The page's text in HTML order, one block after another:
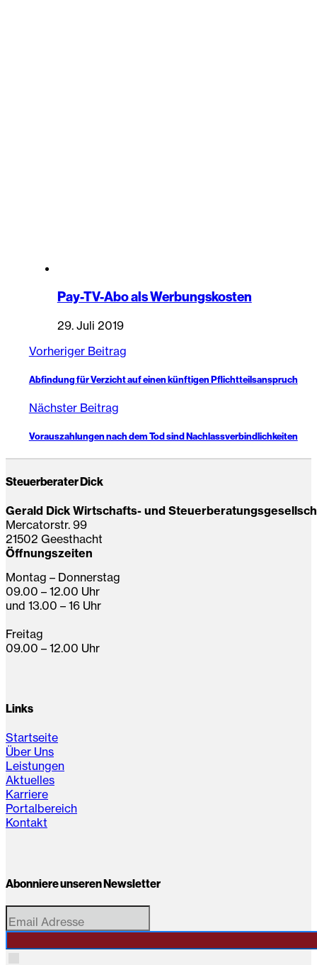
Pay-TV-Abo als Werbungskosten
29. Juli 2019
Vorheriger Beitrag
Abfindung für Verzicht auf einen künftigen Pflichtteilsanspruch
Nächster Beitrag
Vorauszahlungen nach dem Tod sind Nachlassverbindlichkeiten
Steuerberater Dick
Gerald Dick Wirtschafts- und
Mercatorstr. 99
21502 Geesthacht
Öffnungszeiten
Montag – Donnerstag
09.00 – 12.00 Uhr
und 13.00 – 16 Uhr
Freitag
09.00 – 12.00 Uhr
Links
Startseite
Über Uns
Leistungen
Aktuelles
Karriere
Portalbereich
Kontakt
Abonniere unseren Newsletter